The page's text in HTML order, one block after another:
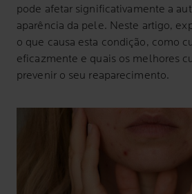
pode afetar significativamente a
aparência da pele. Neste artigo,
o que causa esta condição, como
eficazmente e quais os melhores
prevenir o seu reaparecimento.